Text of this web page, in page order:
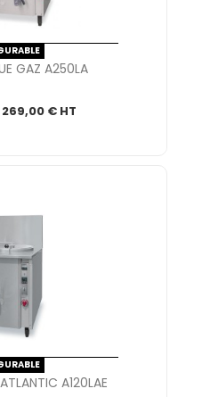
GAZ A250LA
269,00 € HT
MARMITE DELRUE ATLANTIC A120LAE